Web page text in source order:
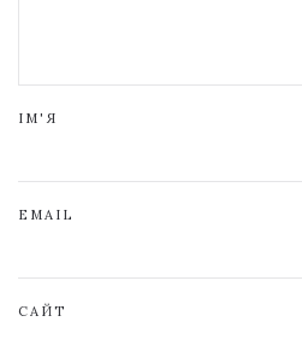
ІМ'Я
EMAIL
САЙТ